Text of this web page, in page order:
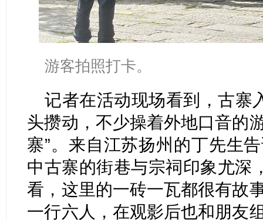
游客拍照打卡。
记者在活动现场看到，古寨
头攒动，不少操着外地口音的
寨”。来自江苏扬州的丁先生
中古寨的街巷与宗祠印象尤深
看，这里的一砖一瓦都很有故
一行六人，在观影后也和朋友